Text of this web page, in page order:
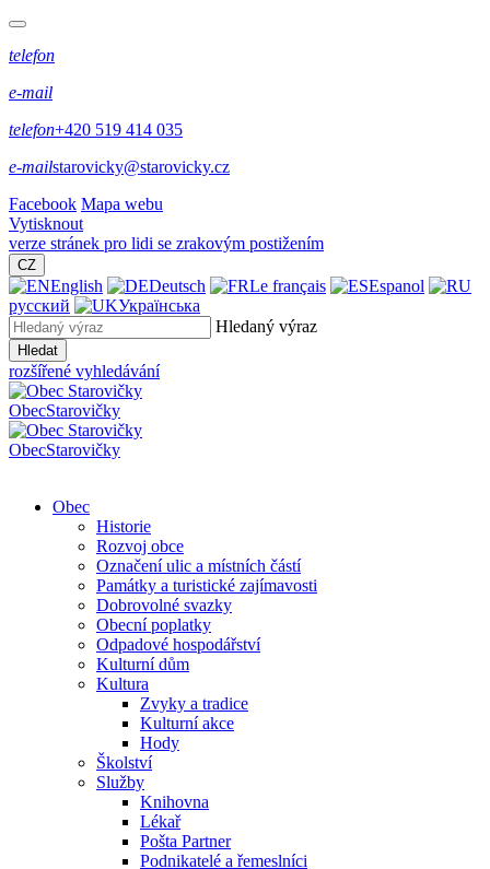
telefon
e-mail
telefon+420 519 414 035
e-mailstarovicky@starovicky.cz
Facebook Mapa webu
Vytisknout
verze stránek pro lidi se zrakovým postižením
CZ
English Deutsch Le français
Espanol
русский
Українська
Hledaný výraz
Hledat
rozšířené vyhledávání
ObecStarovičky
ObecStarovičky
Obec
Historie
Rozvoj obce
Označení ulic a místních částí
Památky a turistické zajímavosti
Dobrovolné svazky
Obecní poplatky
Odpadové hospodářství
Kulturní dům
Kultura
Zvyky a tradice
Kulturní akce
Hody
Školství
Služby
Knihovna
Lékař
Pošta Partner
Podnikatelé a řemeslníci